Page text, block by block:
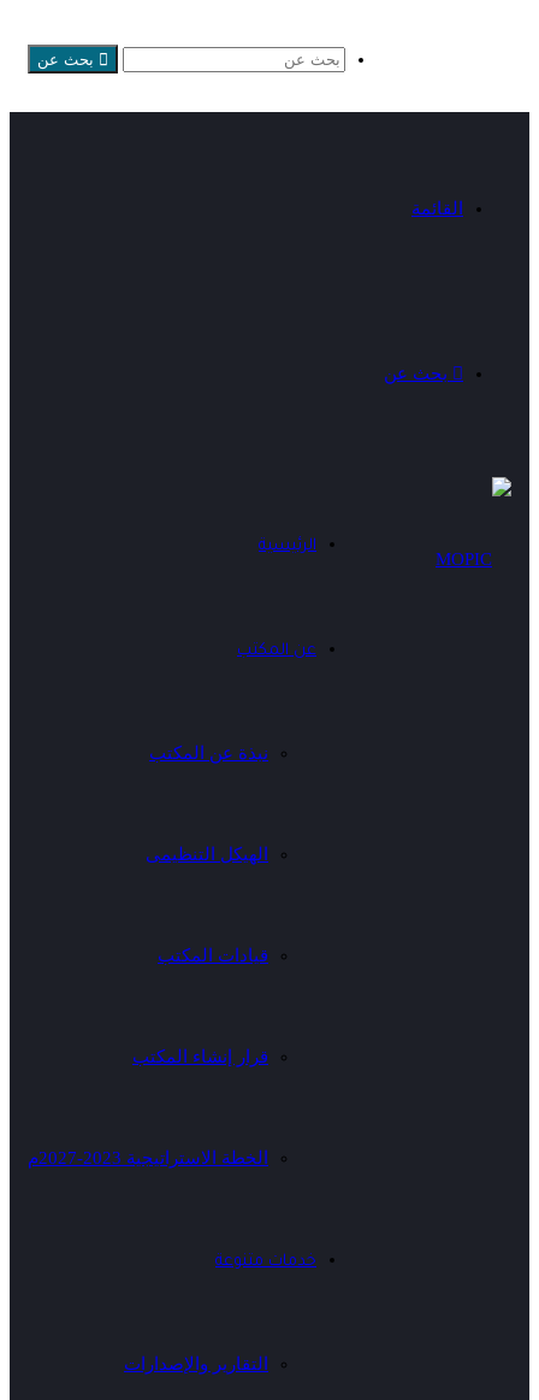
بحث عن
القائمة
بحث عن
الرئيسية
عن المكتب
نبذة عن المكتب
الهيكل التنظيمى
قيادات المكتب
قرار إنشاء المكتب
الخطة الاستراتيجية 2023-2027م
خدمات متنوعة
التقارير والإصدارات